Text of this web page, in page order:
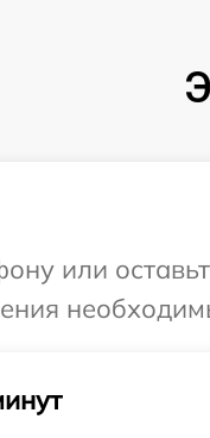
или